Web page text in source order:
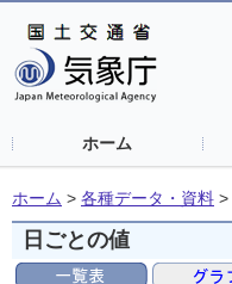
ホーム
ホーム > 各種データ・資料 >
日ごとの値